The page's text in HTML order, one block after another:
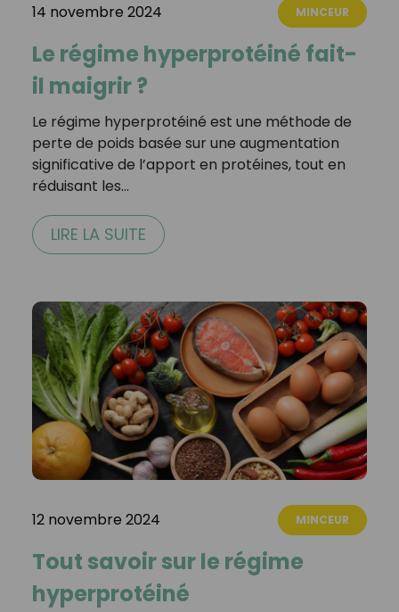
14 novembre 2024 MINCEUR
Le régime hyperprotéiné fait-
il maigrir ?
Le régime hyperprotéiné est une méthode de
perte de poids basée sur une augmentation
significative de l’apport en protéines, tout en
réduisant les…
LIRE LA SUITE
12 novembre 2024 MINCEUR
Tout savoir sur le régime
hyperprotéiné